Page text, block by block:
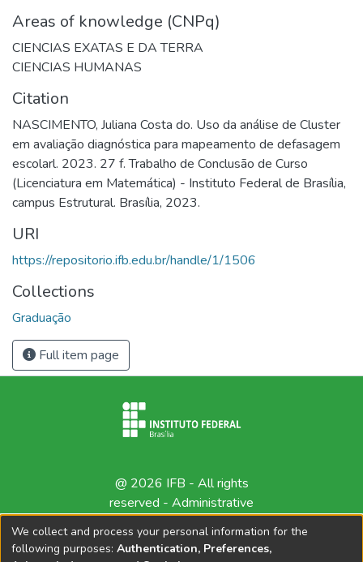
Areas of knowledge (CNPq)
CIENCIAS EXATAS E DA TERRA
CIENCIAS HUMANAS
Citation
NASCIMENTO, Juliana Costa do. Uso da análise de Cluster
em avaliação diagnóstica para mapeamento de defasagem
escolarl. 2023. 27 f. Trabalho de Conclusão de Curso
(Licenciatura em Matemática) - Instituto Federal de Brasília,
campus Estrutural. Brasília, 2023.
URI
https://repositorio.ifb.edu.br/handle/1/1506
Collections
Graduação
Full item page
@ 2026 IFB - All rights
reserved - Administrative
We collect and process your personal information for the
following purposes: Authentication, Preferences,